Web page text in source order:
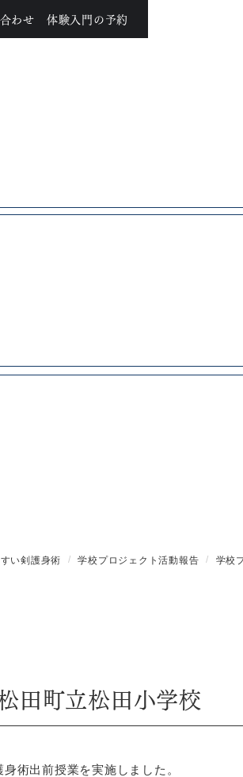
わせ 体験入門の予約
い剣護身術 学校プロジェクト活動報告 学校
田町立松田小学校
術出前授業を実施しました。